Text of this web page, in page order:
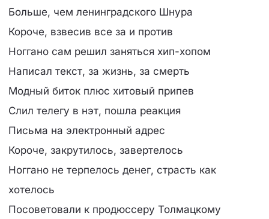
Больше, чем ленинградского Шнура
Короче, взвесив все за и против
Ноггано сам решил заняться хип-хопом
Написал текст, за жизнь, за смерть
Модный биток плюс хитовый припев
Слил телегу в нэт, пошла реакция
Письма на электронный адрес
Короче, закрутилось, завертелось
Ноггано не терпелось денег, страсть как
хотелось
Посоветовали к продюссеру Толмацкому